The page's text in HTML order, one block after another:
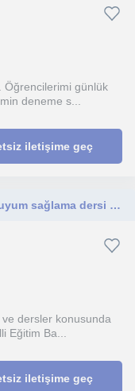
Öğrencilerimi günlük
deneme s...
iletişime geç
Liseye yeni başlayanlar için pratik bir uyum sağlama dersi ve lise derslerine yardımcı olmak isterim.
dersler konusunda
Eğitim Ba...
iletişime geç